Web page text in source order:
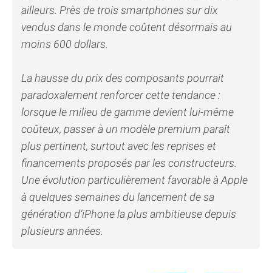
ailleurs. Près de trois smartphones sur dix
vendus dans le monde coûtent désormais au
moins 600 dollars.
La hausse du prix des composants pourrait
paradoxalement renforcer cette tendance :
lorsque le milieu de gamme devient lui-même
coûteux, passer à un modèle premium paraît
plus pertinent, surtout avec les reprises et
financements proposés par les constructeurs.
Une évolution particulièrement favorable à Apple
à quelques semaines du lancement de sa
génération d’iPhone la plus ambitieuse depuis
plusieurs années.